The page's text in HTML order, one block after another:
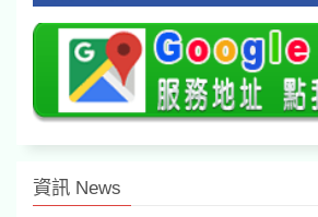
資訊 News